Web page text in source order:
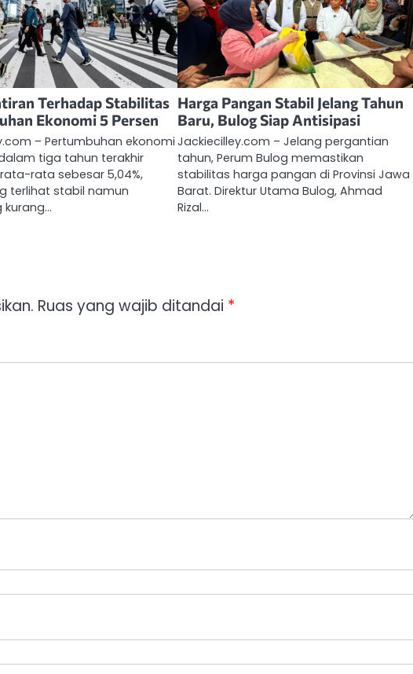
Terhadap Stabilitas
Ekonomi 5 Persen
– Pertumbuhan ekonomi
tiga tahun terakhir
rata sebesar 5,04%,
terlihat stabil namun
kurang…
Harga Pangan Stabil Jelang Tahun
Baru, Bulog Siap Antisipasi
Jackiecilley.com – Jelang pergantian
tahun, Perum Bulog memastikan
stabilitas harga pangan di Provinsi Jawa
Barat. Direktur Utama Bulog, Ahmad
Rizal…
Ruas yang wajib ditandai *